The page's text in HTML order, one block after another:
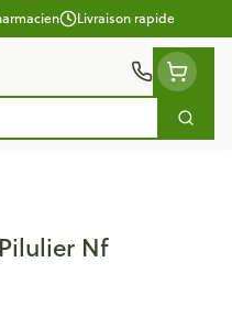
Livraison rapide
Nf